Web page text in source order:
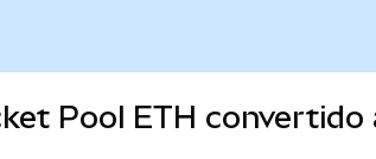
Pool ETH